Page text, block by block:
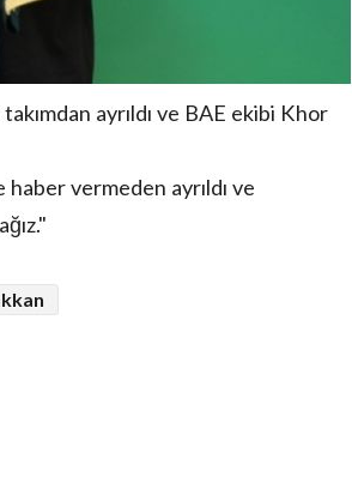
ayrıldı ve BAE ekibi Khor
vermeden ayrıldı ve